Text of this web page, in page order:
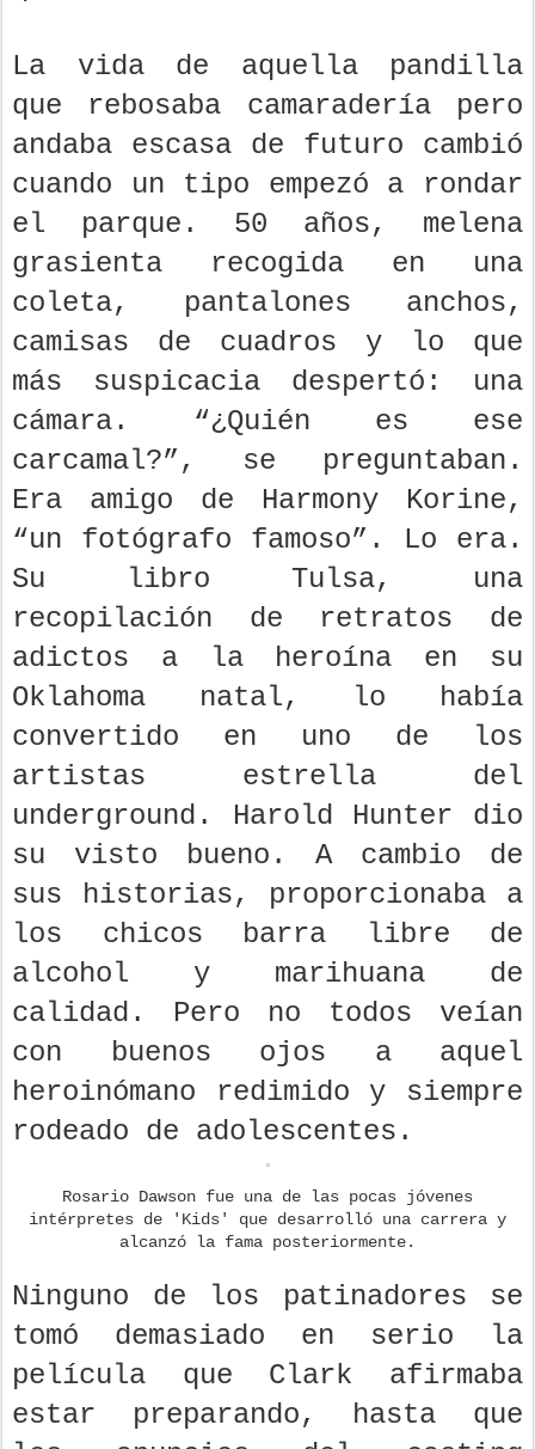
La vida de aquella pandilla
que rebosaba camaradería pero
andaba escasa de futuro cambió
cuando un tipo empezó a rondar
el parque. 50 años, melena
grasienta recogida en una
coleta, pantalones anchos,
camisas de cuadros y lo que
más suspicacia despertó: una
cámara. “¿Quién es ese
carcamal?”, se preguntaban.
Era amigo de Harmony Korine,
“un fotógrafo famoso”. Lo era.
Su libro Tulsa, una
recopilación de retratos de
adictos a la heroína en su
Oklahoma natal, lo había
convertido en uno de los
artistas estrella del
underground. Harold Hunter dio
su visto bueno. A cambio de
sus historias, proporcionaba a
los chicos barra libre de
alcohol y marihuana de
calidad. Pero no todos veían
con buenos ojos a aquel
heroinómano redimido y siempre
rodeado de adolescentes.
Rosario Dawson fue una de las pocas jóvenes
intérpretes de 'Kids' que desarrolló una carrera y
Ninguno de los patinadores se
tomó demasiado en serio la
película que Clark afirmaba
estar preparando, hasta que